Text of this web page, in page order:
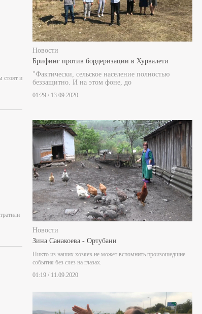
стоят и
Новости
Брифинг против бордеризации в Хурвалети
"Фактически, сельское население полностью
беззащитно. И на этом фоне, до
01:29 / 13.09.2020
Новости
Зина Санакоева - Ортубани
Никто из наших хозяев не может вспомнить произошедшие
события без слез на глазах.
01:19 / 11.09.2020